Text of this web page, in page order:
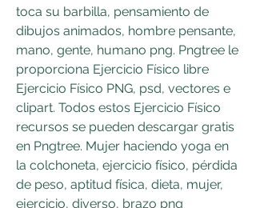
toca su barbilla, pensamiento de
dibujos animados, hombre pensante,
mano, gente, humano png. Pngtree le
proporciona Ejercicio Físico libre
Ejercicio Físico PNG, psd, vectores e
clipart. Todos estos Ejercicio Físico
recursos se pueden descargar gratis
en Pngtree. Mujer haciendo yoga en
la colchoneta, ejercicio físico, pérdida
de peso, aptitud física, dieta, mujer,
ejercicio, diverso, brazo png